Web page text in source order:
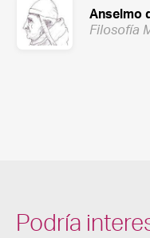
Anselmo
Filosofía
Podría